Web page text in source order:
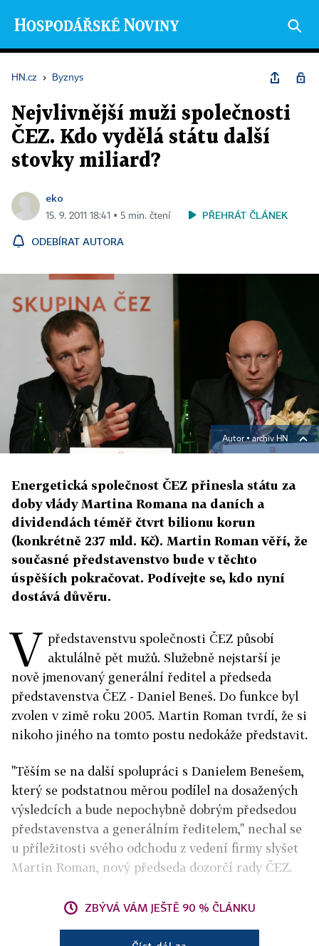
HN.cz › Byznys
Nejvlivnější muži společnosti
ČEZ. Kdo vydělá státu další
stovky miliard?
eko
15. 9. 2011 18:41 ▪ 5 min. čtení PŘEHRÁT ČLÁNEK
ODEBÍRAT AUTORA
Autor ▪archiv HN
Energetická společnost ČEZ přinesla státu za
doby vlády Martina Romana na daních a
dividendách téměř čtvrt bilionu korun
(konkrétně 237 mld. Kč). Martin Roman věří, že
současné představenstvo bude v těchto
úspěších pokračovat. Podívejte se, kdo nyní
dostává důvěru.
V představenstvu společnosti ČEZ působí
aktulálně pět mužů. Služebně nejstarší je
nově jmenovaný generální ředitel a předseda
představenstva ČEZ - Daniel Beneš. Do funkce byl
zvolen v zimě roku 2005. Martin Roman tvrdí, že si
nikoho jiného na tomto postu nedokáže představit.
"Těším se na další spolupráci s Danielem Benešem,
který se podstatnou měrou podílel na dosažených
výsledcích a bude nepochybně dobrým předsedou
představenstva a generálním ředitelem," nechal se
u příležitosti svého odchodu z vedení firmy slyšet
Martin Roman, nový předseda dozorčí rady ČEZ.
ZBÝVÁ VÁM JEŠTĚ 90 % ČLÁNKU